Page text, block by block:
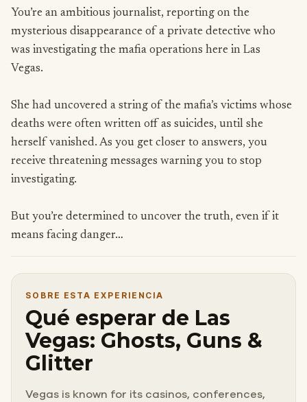
You’re an ambitious journalist, reporting on the
mysterious disappearance of a private detective who
was investigating the mafia operations here in Las
Vegas.
She had uncovered a string of the mafia’s victims whose
deaths were often written off as suicides, until she
herself vanished. As you get closer to answers, you
receive threatening messages warning you to stop
investigating.
But you’re determined to uncover the truth, even if it
means facing danger…
SOBRE ESTA EXPERIENCIA
Qué esperar de Las
Vegas: Ghosts, Guns &
Glitter
Vegas is known for its casinos, conferences,